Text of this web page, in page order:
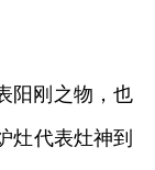
阳刚之物，也
灶代表灶神到